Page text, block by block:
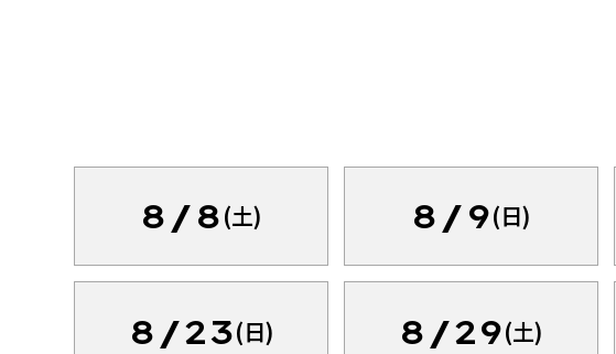
8/8(土) 8/9(日)
8/23(日) 8/29(土)